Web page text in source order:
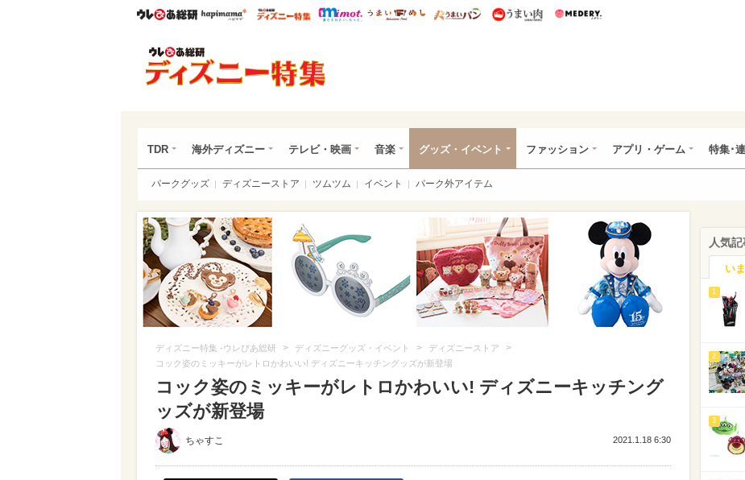
ウレぴあ総研ハピママ* ウレぴあ総研 ディズニー特集
mimot. うまいめし うまいパン うまい肉
TDR 海外ディズニー テレビ・映画 音楽 グッズ・イベント ファッション アプリ・ゲーム 特集･
パークグッズ ディズニーストア ツムツム イベント パーク外アイテム
ディズニー特集 -ウレぴあ総研 > ディズニーグッズ・イベント > ディズニーストア >
コック姿のミッキーがレトロかわいい! ディズニーキッチングッズが新登場
コック姿のミッキーがレトロかわいい! ディズニーキッチング
ッズが新登場
ちゃすこ 2021.1.18 6:30
人気
い
1
2
3